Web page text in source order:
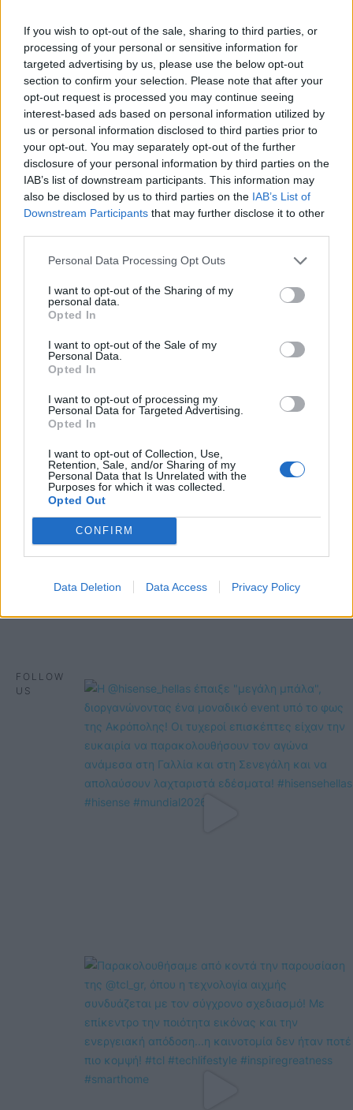
If you wish to opt-out of the sale, sharing to third parties, or
processing of your personal or sensitive information for
targeted advertising by us, please use the below opt-out
section to confirm your selection. Please note that after your
opt-out request is processed you may continue seeing
interest-based ads based on personal information utilized by
us or personal information disclosed to third parties prior to
your opt-out. You may separately opt-out of the further
disclosure of your personal information by third parties on the
IAB’s list of downstream participants. This information may
also be disclosed by us to third parties on the IAB’s List of
Downstream Participants that may further disclose it to other
Personal Data Processing Opt Outs
I want to opt-out of the Sharing of my
personal data.
Opted In
I want to opt-out of the Sale of my
Personal Data.
Opted In
I want to opt-out of processing my
Personal Data for Targeted Advertising.
Opted In
I want to opt-out of Collection, Use,
Retention, Sale, and/or Sharing of my
Personal Data that Is Unrelated with the
Purposes for which it was collected.
Opted Out
CONFIRM
Data Deletion Data Access Privacy Policy
Τάρτα με σύκα, προσούτο και γκοργκοντζόλα
Το μυστικό για να μένει το μαρούλι φρέσκο για
μέρες
Δείτε επίσης…
O νέος προσωπικός χώρος εργασίας
FOLLOW
US